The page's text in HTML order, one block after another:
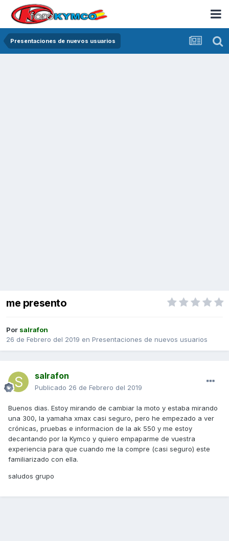
Presentaciones de nuevos usuarios
me presento
Por salrafon
26 de Febrero del 2019 en Presentaciones de nuevos usuarios
salrafon
Publicado 26 de Febrero del 2019
Buenos dias. Estoy mirando de cambiar la moto y estaba mirando
una 300, la yamaha xmax casi seguro, pero he empezado a ver
crónicas, pruebas e informacion de la ak 550 y me estoy
decantando por la Kymco y quiero empaparme de vuestra
experiencia para que cuando me la compre (casi seguro) este
familiarizado con ella.
saludos grupo